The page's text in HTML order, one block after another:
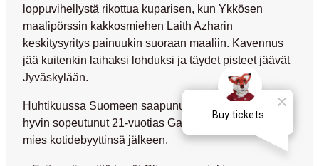
loppuvihellystä rikottua kuparisen, kun Ykkösen
maalipörssin kakkosmiehen Laith Azharin
keskitysyritys painuukin suoraan maaliin. Kavennus
jää kuitenkin laihaksi lohduksi ja täydet pisteet jäävät
Jyväskylään.
Huhtikuussa Suomeen saapunut ja joukkueeseen
hyvin sopeutunut 21-vuotias García oli tyytyväinen
mies kotidebyyttinsä jälkeen.